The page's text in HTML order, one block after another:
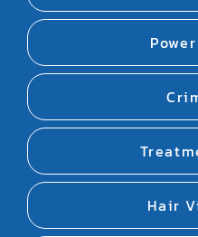
Hair